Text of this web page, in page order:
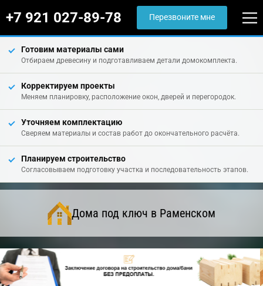
+7 921 027-89-78 Перезвоните мне
Готовим материалы сами
Отбираем древесину и подготавливаем детали домокомплекта.
Корректируем проекты
Меняем планировку, расположение окон, дверей и перегородок.
Уточняем комплектацию
Сверяем материалы и состав работ до окончательного расчёта.
Планируем строительство
Согласовываем подготовку участка и последовательность этапов.
Дома под ключ в Раменском